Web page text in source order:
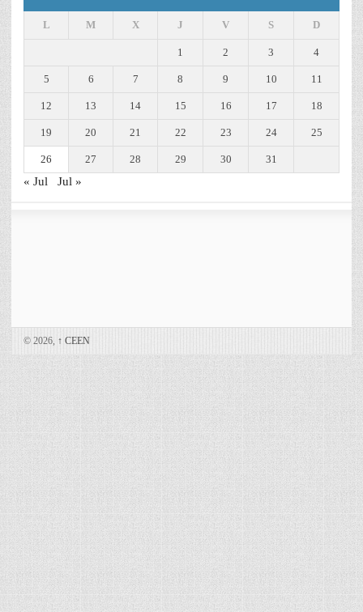
L M X J V S D
1 2 3 4
5 6 7 8 9 10 11
12 13 14 15 16 17 18
19 20 21 22 23 24 25
26 27 28 29 30 31
« Jul Jul »
© 2026, ↑ CEEN